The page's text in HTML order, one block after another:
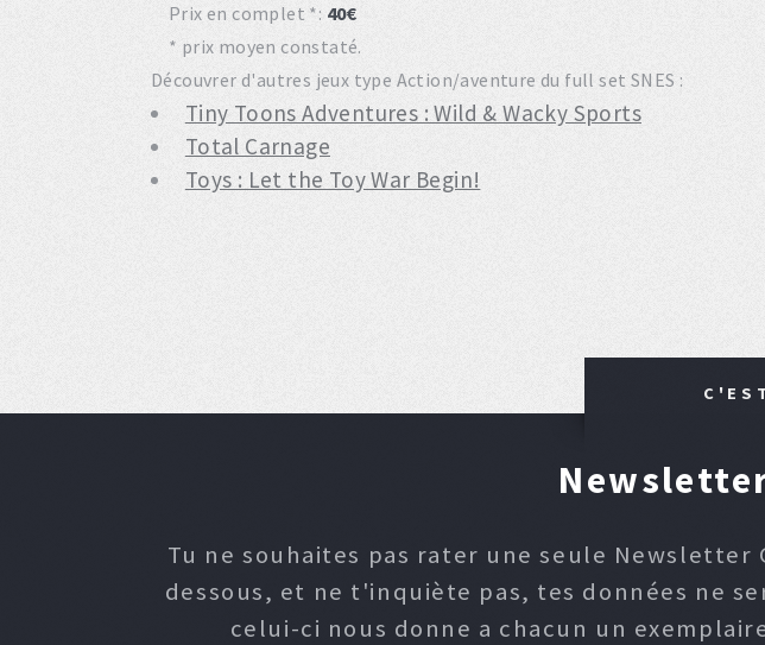
Prix en complet *: 40€
* prix moyen constaté.
Découvrer d'autres jeux type Action/aventure du full set SNES :
Tiny Toons Adventures : Wild & Wacky Sports
Total Carnage
Toys : Let the Toy War Begin!
Tu ne souhaites pas rater une seule
dessous, et ne t'inquiète pas, tes données ne
celui-ci nous donne a chacun un